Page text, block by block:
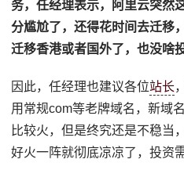
务，任经理表示，阿里云突然
分尴尬了，还得花时间去迁移
迁移香港或者国外了，也没啥
因此，任经理也建议各位站长
用常规com等老牌域名，新域
比较火，但是终究还是不稳当
好火一阵就彻底凉凉了，投资